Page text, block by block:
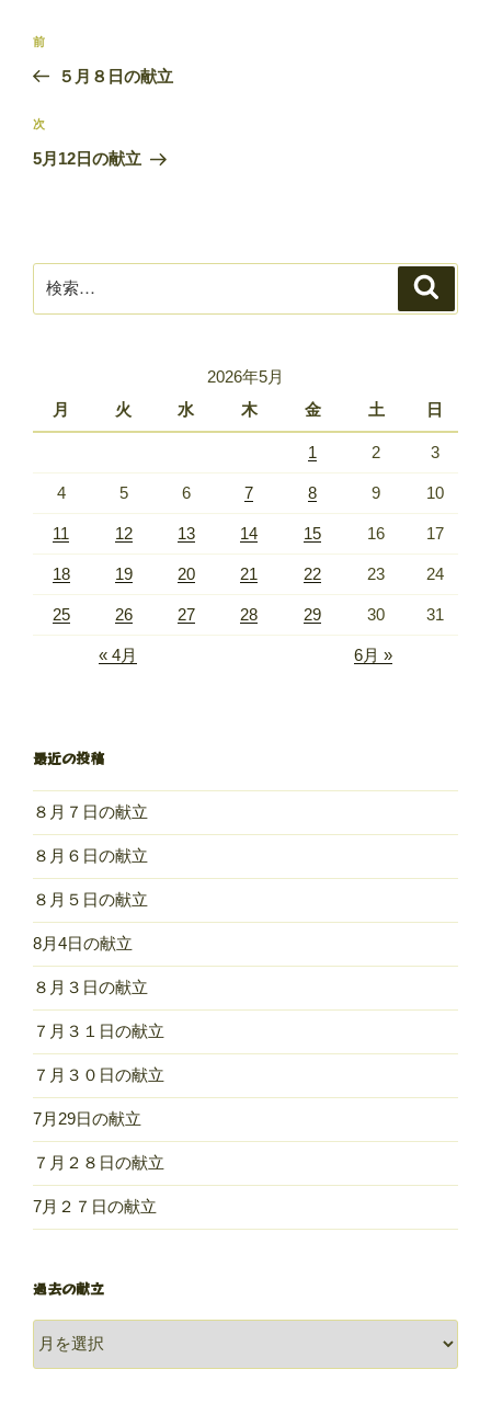
投
稿
ナ
ビ
ゲ
ン
前
の
稿
前
５月８日の献立
次
の
次
5月12日の献立
索:
2026年5月
月
火 水 木 金 土 日
1 2 3
4 5 6 7 8 9 10
11 12 13 14 15 16 17
18 19 20 21 22 23 24
25 26 27 28 29 30 31
« 4月 6月 »
最近の投稿
８月７日の献立
８月６日の献立
８月５日の献立
8月4日の献立
８月３日の献立
７月３１日の献立
７月３０日の献立
7月29日の献立
７月２８日の献立
7月２７日の献立
過去の献立
去